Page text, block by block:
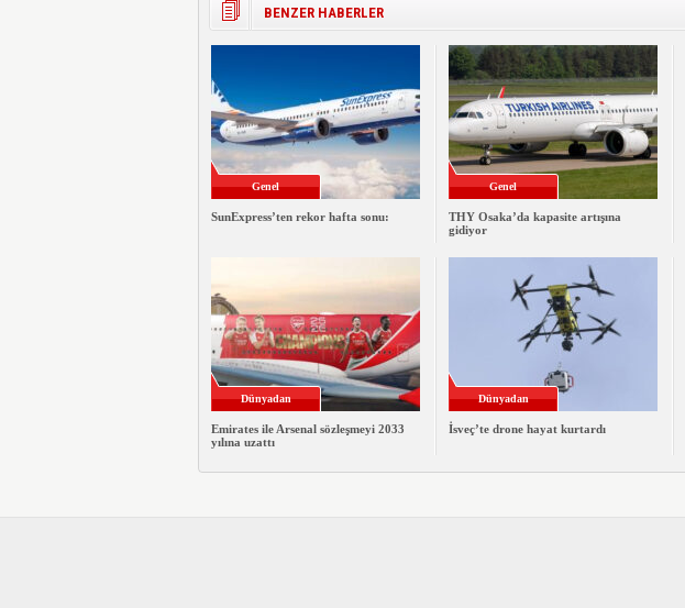
BENZER HABERLER
Genel
SunExpress’ten rekor hafta sonu:
Genel
THY Osaka’da kapasite artışına
gidiyor
Dünyadan
Emirates ile Arsenal sözleşmeyi 2033
yılına uzattı
Dünyadan
İsveç’te drone hayat kurtardı